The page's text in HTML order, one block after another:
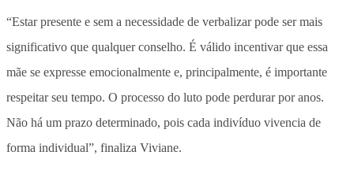
“Estar presente e sem a necessidade de verbalizar pode ser mais
significativo que qualquer conselho. É válido incentivar que essa
mãe se expresse emocionalmente e, principalmente, é importante
respeitar seu tempo. O processo do luto pode perdurar por anos.
Não há um prazo determinado, pois cada indivíduo vivencia de
forma individual”, finaliza Viviane.